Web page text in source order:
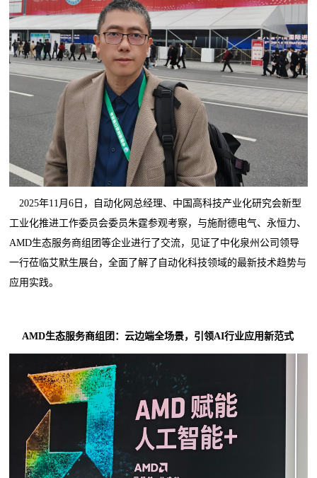
2025年11月6日，自动化网总经理、中国高科技产业化研究会新型
工业化推进工作委员会委员朱霆参观考察，与施耐德电气、永恒力、
AMD生态服务商组团等企业进行了交流，见证了中化泉州公司领导
一行莅临艾默生展台，全面了解了自动化科技领域的最新技术趋势与
应用实践。
AMD生态服务商组团：云边端全场景，引领AI行业应用新范式